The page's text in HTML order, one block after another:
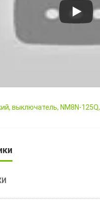
, выключатель, NM8N-125Q,